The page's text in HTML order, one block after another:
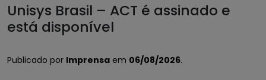
Unisys Brasil – ACT é assinado e
está disponível
Publicado por Imprensa em 06/08/2026.